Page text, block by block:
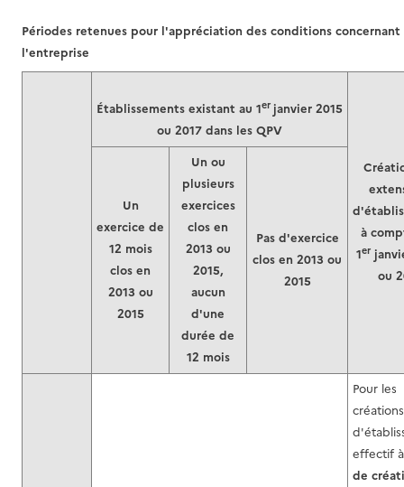
Établissements existant au 1er janvier 2015
ou 2017 dans les QPV
à
1er
ou
Un
exercice de
12 mois
clos en
2013 ou
2015
Un ou
plusieurs
exercices
clos en
2013 ou
2015,
aucun
d'une
durée de
12 mois
Pas d'exercice
clos en 2013 ou
2015
Pour les
créations
effectif
de
Périodes retenues pour l'appréciation des conditions concernant
l'entreprise